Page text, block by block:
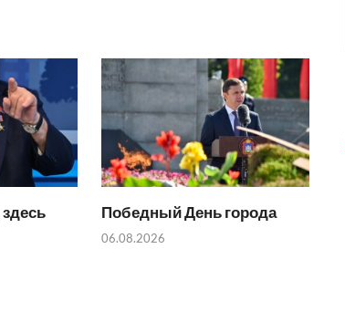
Победный День города
06.08.2026